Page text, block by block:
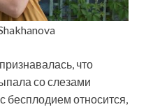
что
со слезами
бесплодием относится,